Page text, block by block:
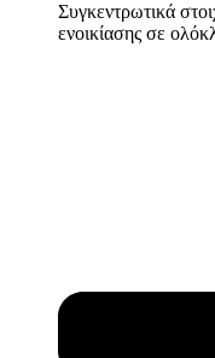
Συγκεντρωτικά
ενοικίασης σε